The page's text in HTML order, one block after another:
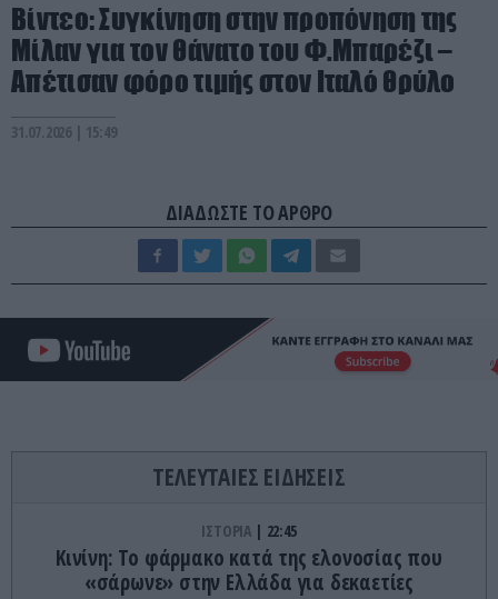
Βίντεο: Συγκίνηση στην προπόνηση της
Μίλαν για τον θάνατο του Φ.Μπαρέζι –
Απέτισαν φόρο τιμής στον Ιταλό θρύλο
31.07.2026 | 15:49
ΔΙΑΔΩΣΤΕ ΤΟ ΑΡΘΡΟ
ΤΕΛΕΥΤΑΙΕΣ ΕΙΔΗΣΕΙΣ
ΙΣΤΟΡΙΑ 22:45
Κινίνη: Το φάρμακο κατά της ελονοσίας που
«σάρωνε» στην Ελλάδα για δεκαετίες